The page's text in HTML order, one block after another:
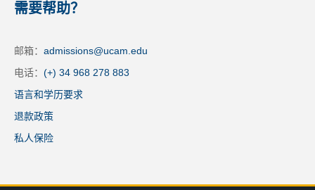
需要帮助？
邮箱： admissions@ucam.edu
电话： (+) 34 968 278 883
语言和学历要求
退款政策
私人保险